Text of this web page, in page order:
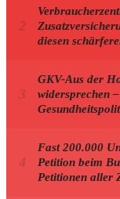
diesen
GKV-Aus der
widersprechen
Fast 200.000
Petition beim
Petitionen aller